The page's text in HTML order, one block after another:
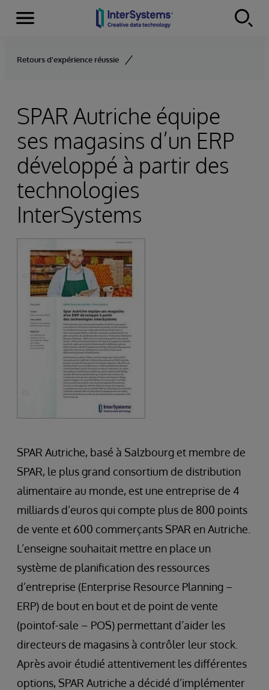
Skip to content
Menu
Retours d'expérience réussie
SPAR Autriche équipe
ses magasins d’un ERP
développé à partir des
technologies
InterSystems
SPAR Autriche, basé à Salzbourg et membre de
SPAR, le plus grand consortium de distribution
alimentaire au monde, est une entreprise de 4
milliards d’euros qui compte plus de 800 points
de vente et 600 commerçants SPAR en Autriche.
L’enseigne souhaitait mettre en place un
système de planification des ressources
d’entreprise (Enterprise Resource Planning –
ERP) de bout en bout et de point de vente
(pointof-sale – POS) permettant d’aider les
directeurs de magasins à contrôler leur stock.
Après avoir étudié attentivement les différentes
options, SPAR Autriche a décidé d’implémenter